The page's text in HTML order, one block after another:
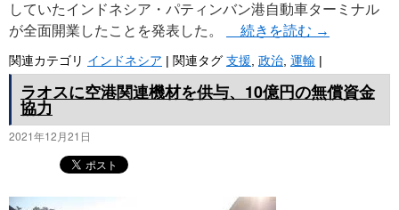
していたインドネシア・パティンバン港自動車ターミナル
が全面開業したことを発表した。
続きを読む →
関連カテゴリ インドネシア | 関連タグ 支援 政治 運輸 |
ラオスに空港関連機材を供与、10億円の無償資金
協力
2021年12月21日